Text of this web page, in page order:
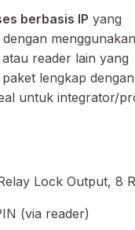
berbasis IP yang
dengan
reader lain yang
lengkap dengan
untuk integrator/
Lock Output, 8
(via reader)